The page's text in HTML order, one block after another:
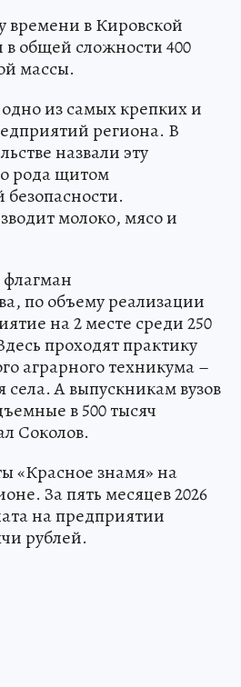
времени в Кировской
в общей сложности 400
массы.
из самых крепких и
региона. В
назвали эту
рода щитом
безопасности.
молоко, мясо и
по объему реализации
на 2 месте среди 250
проходят практику
аграрного техникума –
села. А выпускникам вузов
в 500 тысяч
Соколов.
«Красное знамя» на
За пять месяцев 2026
на предприятии
рублей.